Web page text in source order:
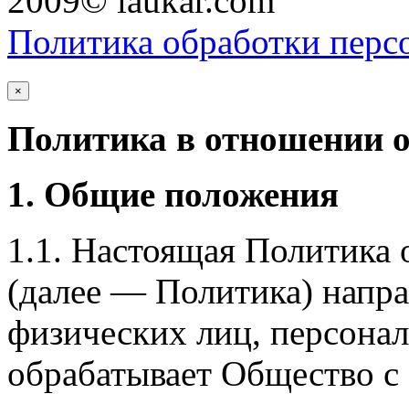
Политика обработки
×
Политика в отношении
1. Общие положения
1.1. Настоящая Политика
(далее — Политика)
физических лиц,
обрабатывает Общество